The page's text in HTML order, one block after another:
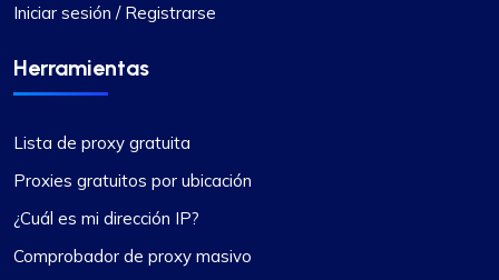
Iniciar sesión / Registrarse
Herramientas
Lista de proxy gratuita
Proxies gratuitos por ubicación
¿Cuál es mi dirección IP?
Comprobador de proxy masivo